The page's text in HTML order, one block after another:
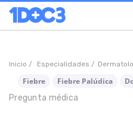
Inicio / Especialidades /
Fiebre Fiebre Palúdica
Pregunta médica